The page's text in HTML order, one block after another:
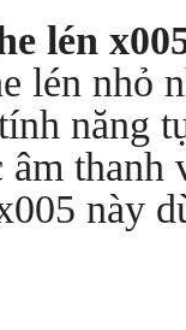
lén
lén nhỏ
năng
âm
này